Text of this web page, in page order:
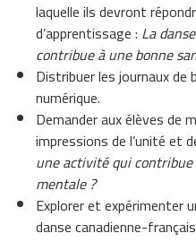
laquelle ils devront
d’apprentissage : La
contribue à une bonne
Distribuer les journaux de
numérique.
Demander aux élèves de
impressions de l’unité et
une activité qui
mentale ?
Explorer et expérimenter
danse canadienne-